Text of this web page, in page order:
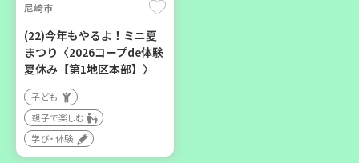
尼崎市
(22)今年もやるよ！ミニ夏
まつり〈2026コープde体験
夏休み【第1地区本部】〉
子ども
親子で楽しむ
学び・体験